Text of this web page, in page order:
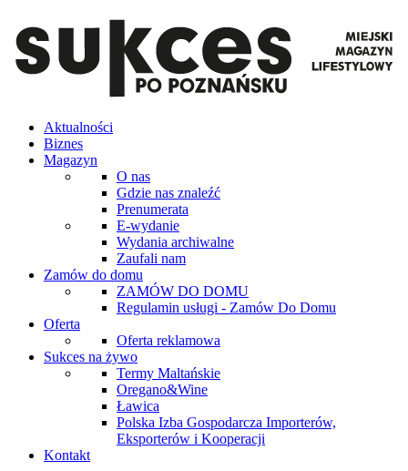
Aktualności
Biznes
Magazyn
O nas
Gdzie nas znaleźć
Prenumerata
E-wydanie
Wydania archiwalne
Zaufali nam
Zamów do domu
ZAMÓW DO DOMU
Regulamin usługi - Zamów Do Domu
Oferta
Oferta reklamowa
Sukces na żywo
Termy Maltańskie
Oregano&Wine
Ławica
Polska Izba Gospodarcza Importerów,
Eksporterów i Kooperacji
Kontakt